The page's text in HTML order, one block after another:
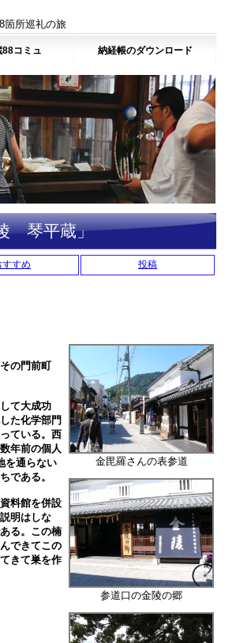
箇所巡礼の旅
88コミュ 納経帳のダウンロード
琴平蔵」
すすめ 投稿
の門前町
て大成功
た化学部門
ている。西
年前の個人
を通らない
である。
料館を併設
明はしな
る。この楠
できてこの
きて巣を作
金毘羅さんの表参道
参道口の金陵の郷